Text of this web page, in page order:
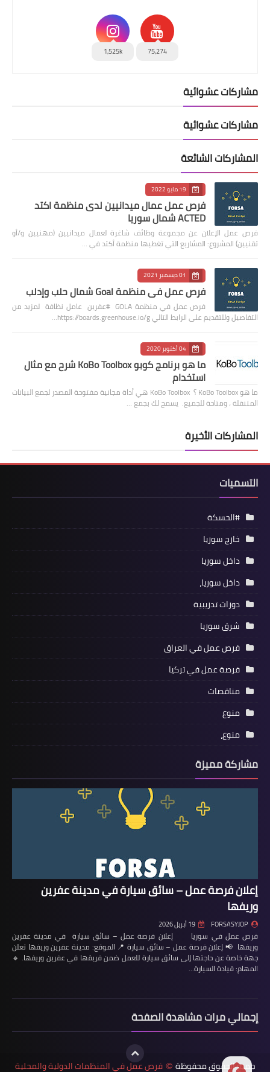
75,274
1,525k
مشاركات عشوائية
مشاركات عشوائية
المشاركات الشائعة
19 مايو 2022
فرص عمل عمال ميدانيين لدى منظمة اكتد
ACTED شمال سوريا
فرص عمل الإعلان عن مجموعة وظائف شاغرة لعمال ميدانيين (مهنيين و/أو
تقنيين) المشروع: المشاريع التي تغطيها منظمة أكتد في …
01 ديسمبر 2021
فرص عمل في منظمة Goal شمال حلب وإدلب
فرص عمل في منظمة GOLA #عفرين عامل نظافة لمزيد من
التفاصيل وللتقديم على الرابط التالي https://boards.greenhouse.io/g…
04 أكتوبر 2020
ما هو برنامج كوبو KoBo Toolbox شرح مع مثال
استخدام
ما هو KoBo Toolbox ؟ KoBo Toolbox هي أداة مجانية مفتوحة المصدر لجمع البيانات
المتنقلة ، ومتاحة للجميع. يسمح لك بجمع …
المشاركات الأخيرة
التسميات
#الحسكة
خارج سوريا
داخل سوريا
داخل سوريا،
دورات تدريبية
شرق سوريا
فرص عمل في العراق
فرصة عمل في تركيا
مناقصات
منوع
منوع،
مشاركة مميزة
إعلان فرصة عمل – سائق سيارة في مدينة عفرين
وريفها
FORSASYJOP 19 أبريل 2026
فرص عمل في سوريا إعلان فرصة عمل – سائق سيارة في مدينة عفرين
وريفها 📢 إعلان فرصة عمل – سائق سيارة 📍 الموقع: مدينة عفرين وريفها تعلن
جهة خاصة عن حاجتها إلى سائق سيارة للعمل ضمن فريقها في عفرين وريفها. 🔹
المهام: قيادة السيارة…
إجمالي مرات مشاهدة الصفحة
جميع الحقوق محفوظة © فرص عمل في المنظمات الدولية والمحلية